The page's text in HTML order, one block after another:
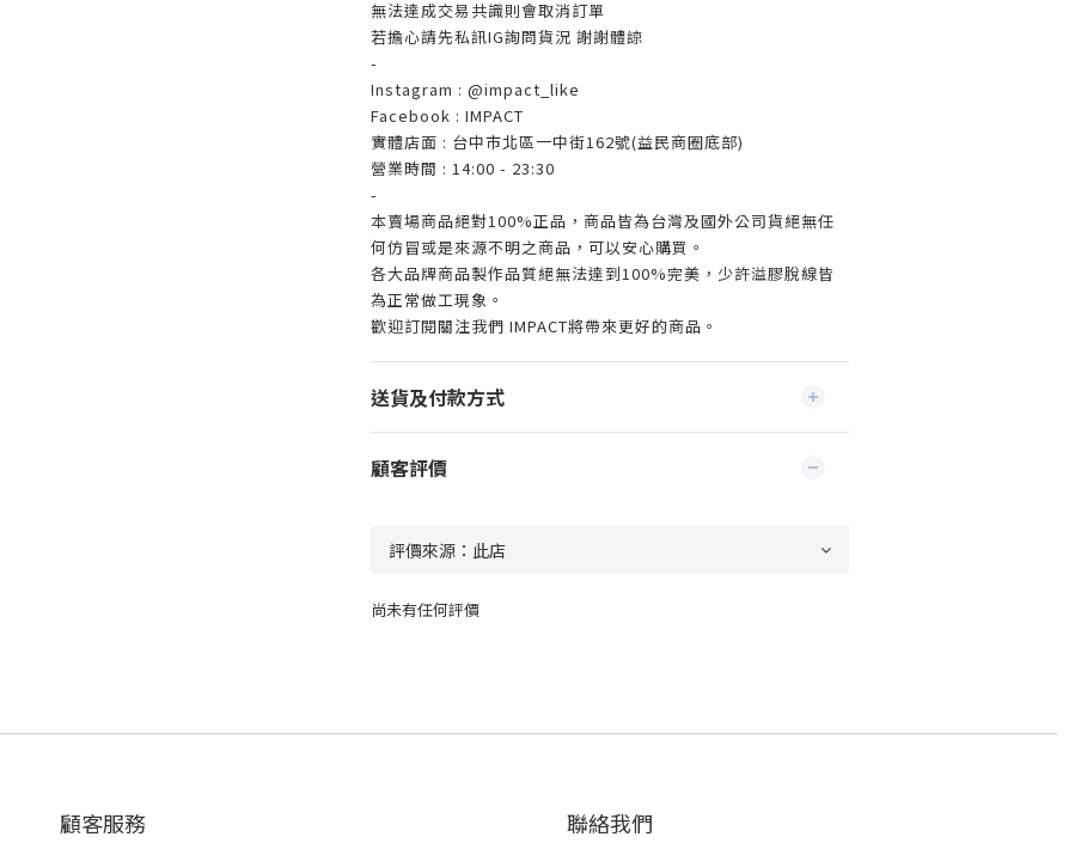
無法達成交易共識則會取消訂單
若擔心請先私訊IG詢問貨況 謝謝體諒
-
Instagram : @impact_like
Facebook : IMPACT
實體店面 : 台中市北區一中街162號(益民商圈底部)
營業時間 : 14:00 - 23:30
-
本賣場商品絕對100%正品，商品皆為台灣及國外公司貨絕無任
何仿冒或是來源不明之商品，可以安心購買。
各大品牌商品製作品質絕無法達到100%完美，少許溢膠脫線皆
為正常做工現象。
歡迎訂閱關注我們 IMPACT將帶來更好的商品。
送貨及付款方式
顧客評價
尚未有任何評價
顧客服務 聯絡我們